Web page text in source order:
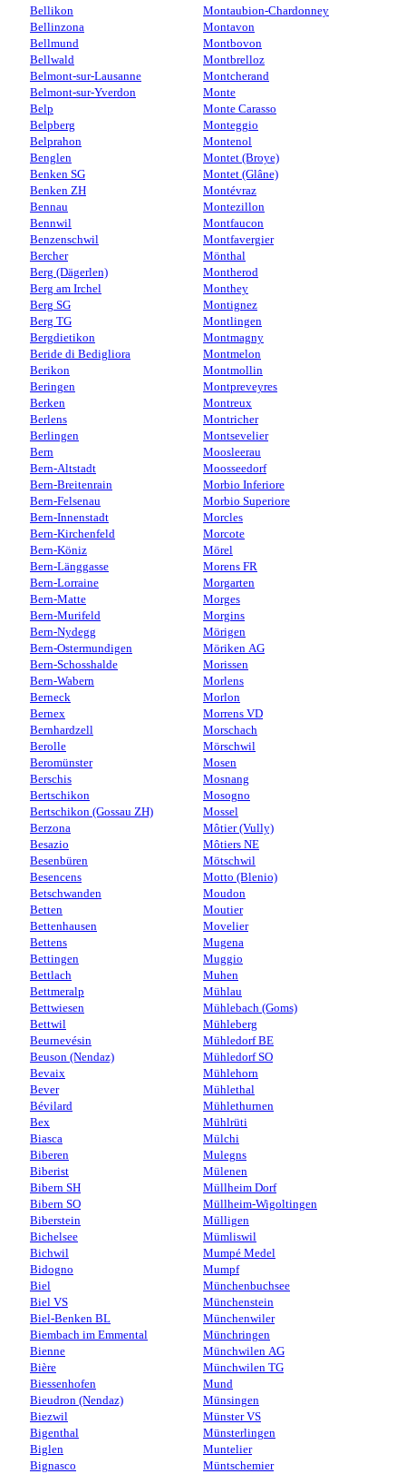
Bellikon
Bellinzona
Bellmund
Bellwald
Belmont-sur-Lausanne
Belmont-sur-Yverdon
Belp
Belpberg
Belprahon
Benglen
Benken SG
Benken ZH
Bennau
Bennwil
Benzenschwil
Bercher
Berg (Dägerlen)
Berg am Irchel
Berg SG
Berg TG
Bergdietikon
Beride di Bedigliora
Berikon
Beringen
Berken
Berlens
Berlingen
Bern
Bern-Altstadt
Bern-Breitenrain
Bern-Felsenau
Bern-Innenstadt
Bern-Kirchenfeld
Bern-Köniz
Bern-Länggasse
Bern-Lorraine
Bern-Matte
Bern-Murifeld
Bern-Nydegg
Bern-Ostermundigen
Bern-Schosshalde
Bern-Wabern
Berneck
Bernex
Bernhardzell
Berolle
Beromünster
Berschis
Bertschikon
Bertschikon (Gossau ZH)
Berzona
Besazio
Besenbüren
Besencens
Betschwanden
Betten
Bettenhausen
Bettens
Bettingen
Bettlach
Bettmeralp
Bettwiesen
Bettwil
Beurnevésin
Beuson (Nendaz)
Bevaix
Bever
Bévilard
Bex
Biasca
Biberen
Biberist
Bibern SH
Bibern SO
Biberstein
Bichelsee
Bichwil
Bidogno
Biel
Biel VS
Biel-Benken BL
Biembach im Emmental
Bienne
Bière
Biessenhofen
Bieudron (Nendaz)
Biezwil
Bigenthal
Biglen
Bignasco
Montaubion-Chardonney
Montavon
Montbovon
Montbrelloz
Montcherand
Monte
Monte Carasso
Monteggio
Montenol
Montet (Broye)
Montet (Glâne)
Montévraz
Montezillon
Montfaucon
Montfavergier
Mönthal
Montherod
Monthey
Montignez
Montlingen
Montmagny
Montmelon
Montmollin
Montpreveyres
Montreux
Montricher
Montsevelier
Moosleerau
Moosseedorf
Morbio Inferiore
Morbio Superiore
Morcles
Morcote
Mörel
Morens FR
Morgarten
Morges
Morgins
Mörigen
Möriken AG
Morissen
Morlens
Morlon
Morrens VD
Morschach
Mörschwil
Mosen
Mosnang
Mosogno
Mossel
Môtier (Vully)
Môtiers NE
Mötschwil
Motto (Blenio)
Moudon
Moutier
Movelier
Mugena
Muggio
Muhen
Mühlau
Mühlebach (Goms)
Mühleberg
Mühledorf BE
Mühledorf SO
Mühlehorn
Mühlethal
Mühlethurnen
Mühlrüti
Mülchi
Mulegns
Mülenen
Müllheim Dorf
Müllheim-Wigoltingen
Mülligen
Mümliswil
Mumpé Medel
Mumpf
Münchenbuchsee
Münchenstein
Münchenwiler
Münchringen
Münchwilen AG
Münchwilen TG
Mund
Münsingen
Münster VS
Münsterlingen
Muntelier
Müntschemier